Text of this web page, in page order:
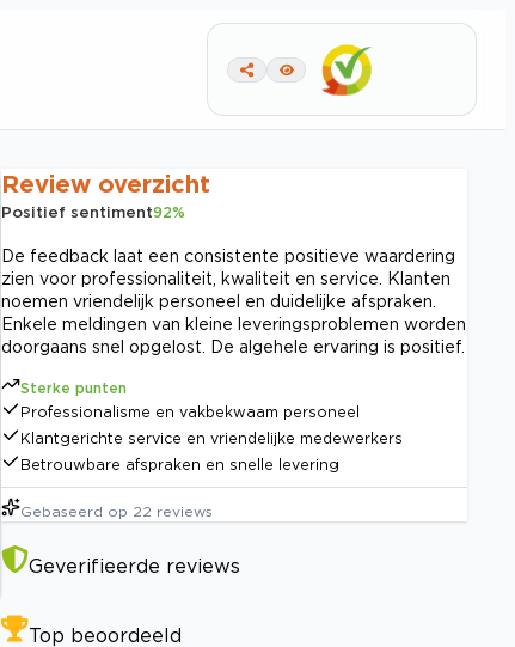
Review overzicht
Positief sentiment92%
De feedback laat een consistente positieve waardering
zien voor professionaliteit, kwaliteit en service. Klanten
noemen vriendelijk personeel en duidelijke afspraken.
Enkele meldingen van kleine leveringsproblemen worden
doorgaans snel opgelost. De algehele ervaring is positief.
Sterke punten
Professionalisme en vakbekwaam personeel
Klantgerichte service en vriendelijke medewerkers
Betrouwbare afspraken en snelle levering
Gebaseerd op 22 reviews
Geverifieerde reviews
Top beoordeeld